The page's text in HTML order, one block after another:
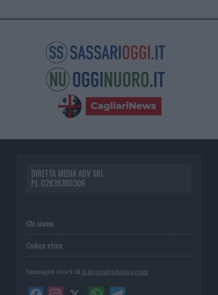
DIRETTA MEDIA ADV SRL
P.I. 02839380306
Chi siamo
Codice etico
Immagini stock di it.depositphotos.com